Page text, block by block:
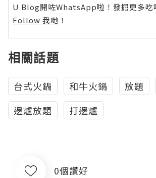
U Blog開咗WhatsApp啦！發掘更多吃
Follow 我哋 ！
相關話題
台式火鍋 和牛火鍋 放題
邊爐放題
打邊爐
0個讚好